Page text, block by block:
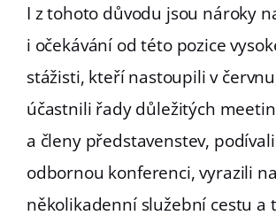
I z tohoto důvodu jsou nároky
i očekávání od této pozice
stážisti, kteří nastoupili v
účastnili řady důležitých
a členy představenstev,
odbornou konferenci, vyrazili na
několikadenní služební cestu a